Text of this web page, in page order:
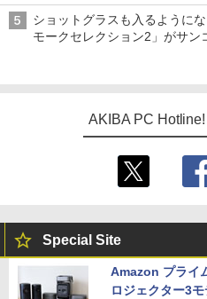
ショットグラスも入るように
モークセレクション2」がサン
AKIBA PC
Special Site
Amazon プライ
ロジェクター3